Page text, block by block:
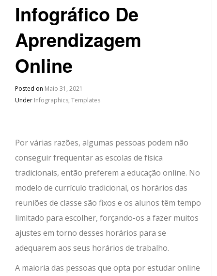
Infográfico De
Aprendizagem
Online
Posted on Maio 31, 2021
Under Infographics,Templates
Por várias razões, algumas pessoas podem não
conseguir frequentar as escolas de física
tradicionais, então preferem a educação online. No
modelo de currículo tradicional, os horários das
reuniões de classe são fixos e os alunos têm tempo
limitado para escolher, forçando-os a fazer muitos
ajustes em torno desses horários para se
adequarem aos seus horários de trabalho.
A maioria das pessoas que opta por estudar online